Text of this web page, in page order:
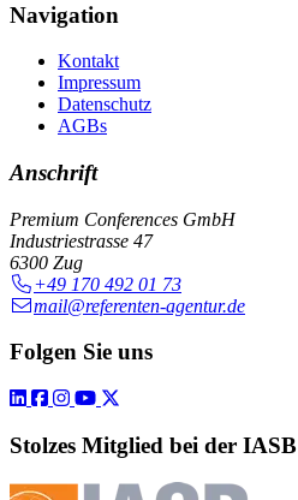
Navigation
Kontakt
Impressum
Datenschutz
AGBs
Anschrift
Premium Conferences GmbH
Industriestrasse 47
6300 Zug
+49 170 492 01 73
mail@referenten-agentur.de
Folgen Sie uns
Stolzes Mitglied bei der IASB